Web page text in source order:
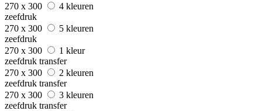
270 x 300
4 kleuren
zeefdruk
270 x 300
5 kleuren
zeefdruk
270 x 300
1 kleur
zeefdruk transfer
270 x 300
2 kleuren
zeefdruk transfer
270 x 300
3 kleuren
zeefdruk transfer